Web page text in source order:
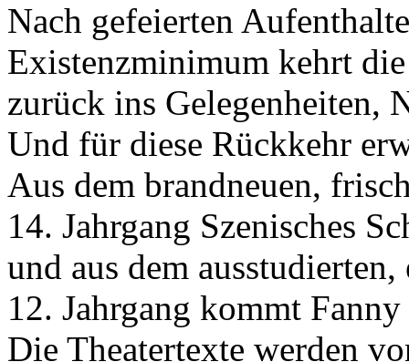
Nach gefeierten
Existenzminimum kehrt
zurück ins Gelegenheiten,
Und für diese Rückkehr
Aus dem brandneuen,
14. Jahrgang Szenisches
und aus dem
12. Jahrgang kommt
Die Theatertexte werden